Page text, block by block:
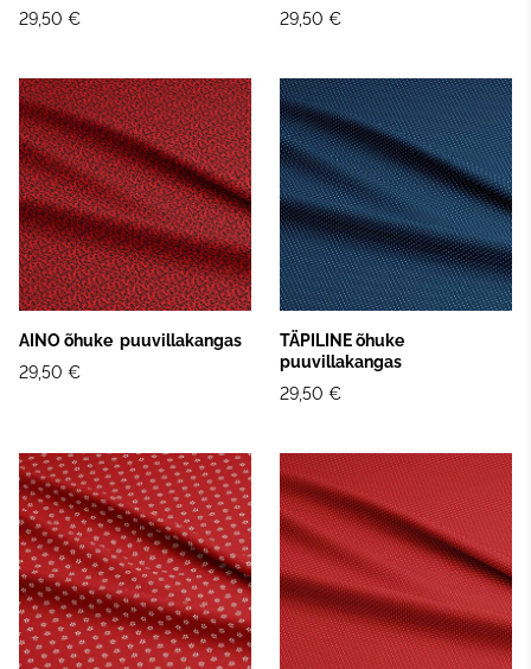
29,50 € 29,50 €
AINO õhuke puuvillakangas
29,50 €
TÄPILINE õhuke
puuvillakangas
29,50 €